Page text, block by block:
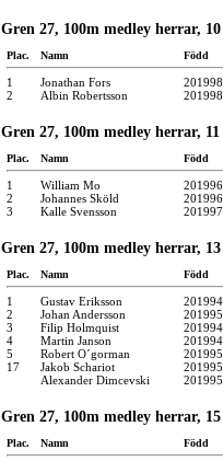
Gren 27, 100m medley herrar,
Plac. Namn Född
1 Jonathan Fors
201998
2
Albin Robertsson 201998
Gren 27, 100m medley herrar,
Plac. Namn Född
1 William Mo
201996
2
Johannes Sköld
201996
3
Kalle Svensson 201997
Gren 27, 100m medley herrar,
Plac. Namn Född
1 Gustav Eriksson
201994
2
Johan Andersson
201995
3
Filip Holmquist
201994
4
Martin Janson
201994
5
Robert O´gorman
201995
17
Jakob Schariot
201995
Alexander Dimcevski
201995
Gren 27, 100m medley herrar,
Plac. Namn Född